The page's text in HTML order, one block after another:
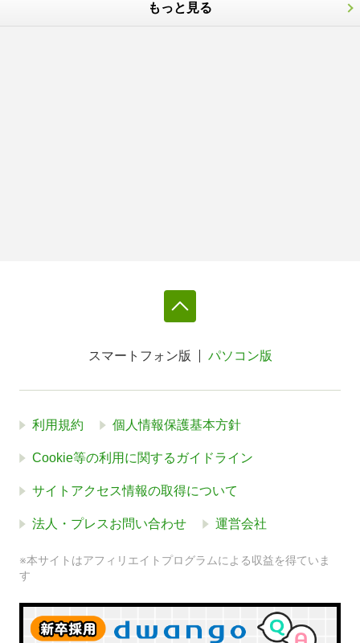
もっと見る
スマートフォン版 パソコン版
利用規約 個人情報保護基本方針
Cookie等の利用に関するガイドライン
サイトアクセス情報の取得について
法人・プレスお問い合わせ 運営会社
※本サイトはアフィリエイトプログラムによる収益を得ていま
す